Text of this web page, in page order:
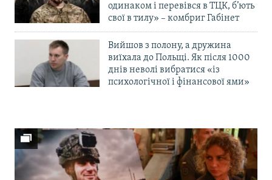
одинаком і перевівся в ТЦК, б’ють
свої в тилу» – комбриг Габінет
Вийшов з полону, а дружина
виїхала до Польщі. Як після 1000
днів неволі вибратися «із
психологічної і фінансової ями»